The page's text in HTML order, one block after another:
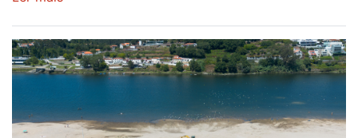
para
observar
eclipse
solar